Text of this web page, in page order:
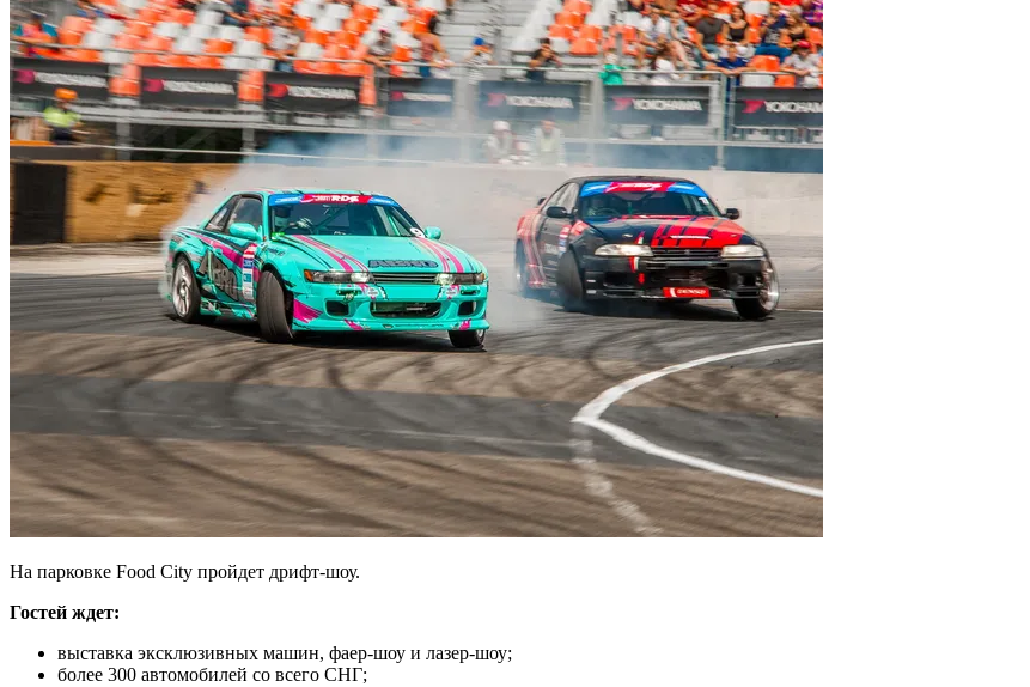
На парковке Food City пройдет дрифт-шоу.
Гостей ждет:
выставка эксклюзивных машин, фаер-шоу и лазер-шоу;
более 300 автомобилей со всего СНГ;